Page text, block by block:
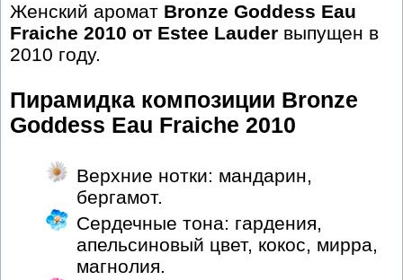
Женский аромат Bronze Goddess Eau
Fraiche 2010 от Estee Lauder выпущен в
2010 году.
Пирамидка композиции Bronze
Goddess Eau Fraiche 2010
Верхние нотки: мандарин,
бергамот.
Сердечные тона: гардения,
апельсиновый цвет, кокос, мирра,
магнолия.